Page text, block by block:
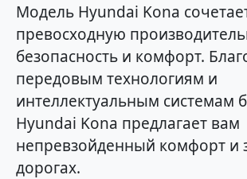
Модель Hyundai Kona
превосходную
безопасность и комфорт.
передовым технологиям и
интеллектуальным системам
Hyundai Kona предлагает вам
непревзойденный комфорт и
дорогах.